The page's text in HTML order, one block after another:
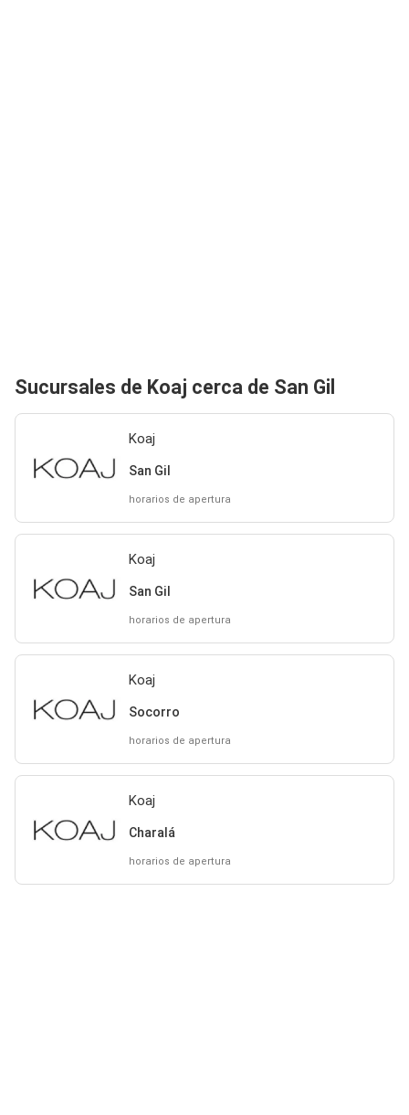
Sucursales de Koaj cerca de San Gil
Koaj
San Gil
horarios de apertura
Koaj
San Gil
horarios de apertura
Koaj
Socorro
horarios de apertura
Koaj
Charalá
horarios de apertura